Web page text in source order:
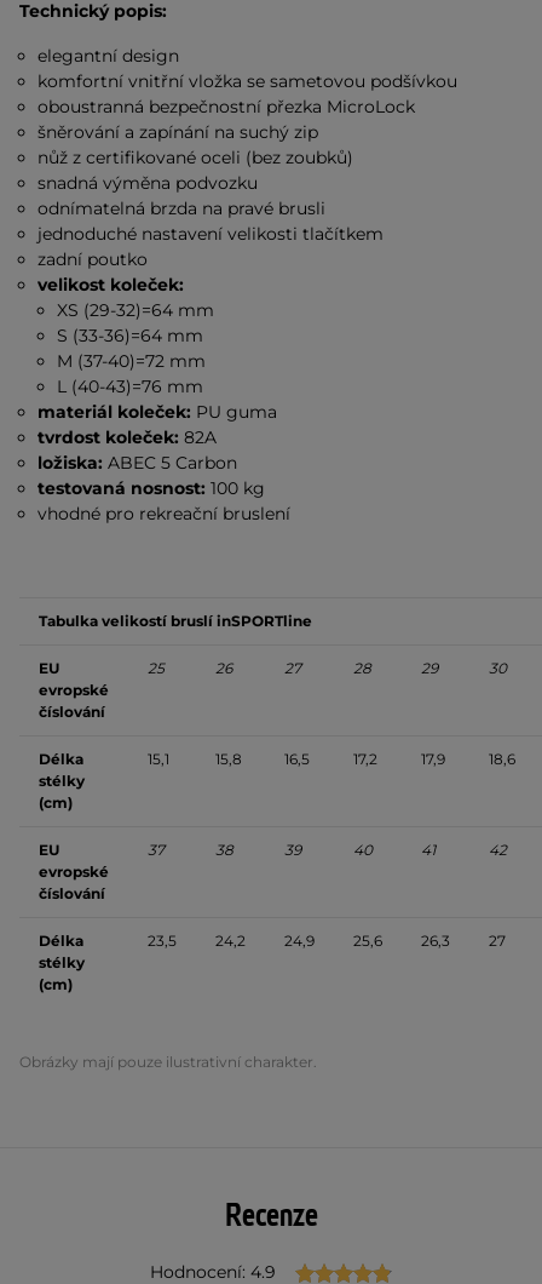
Technický popis:
elegantní design
komfortní vnitřní vložka se sametovou podšívkou
oboustranná bezpečnostní přezka MicroLock
šněrování a zapínání na suchý zip
nůž z certifikované oceli (bez zoubků)
snadná výměna podvozku
odnímatelná brzda na pravé brusli
jednoduché nastavení velikosti tlačítkem
zadní poutko
velikost koleček:
XS (29-32)=64 mm
S (33-36)=64 mm
M (37-40)=72 mm
L (40-43)=76 mm
materiál koleček: PU guma
tvrdost koleček: 82A
ložiska: ABEC 5 Carbon
testovaná nosnost: 100 kg
vhodné pro rekreační bruslení
Tabulka velikostí bruslí inSPORTline
EU
evropské
číslování
25 26 27 28 29 30
Délka
stélky
(cm)
15,1 15,8 16,5 17,2 17,9 18,6
EU
evropské
číslování
37 38 39 40 41 42
Délka
stélky
(cm)
23,5 24,2 24,9 25,6 26,3 27
Obrázky mají pouze ilustrativní charakter.
Recenze
Hodnocení: 4.9